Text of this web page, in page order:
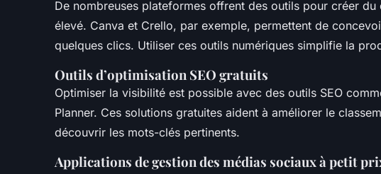
De nombreuses plateformes offrent des outils pour créer
élevé. Canva et Crello, par exemple, permettent de
quelques clics. Utiliser ces outils numériques simplifie la
Outils d’optimisation SEO gratuits
Optimiser la visibilité est possible avec des outils SEO
Planner. Ces solutions gratuites aident à améliorer le
découvrir les mots-clés pertinents.
Applications de gestion des médias sociaux à petit